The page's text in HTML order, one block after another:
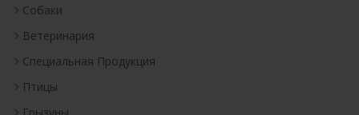
Собаки
Ветеринария
Специальная Продукция
Птицы